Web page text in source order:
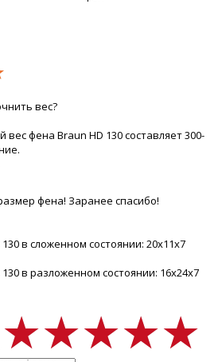
вес?
фена Braun HD 130 составляет 300-
фена! Заранее спасибо!
в сложенном состоянии: 20x11x7
в разложенном состоянии: 16x24x7
★★★★★
★★★★★
★★★★★